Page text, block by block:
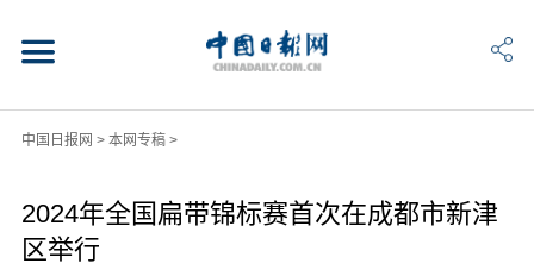
中国日报网 > 本网专稿>
2024年全国扁带锦标赛首次在成都市新津
区举行